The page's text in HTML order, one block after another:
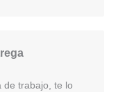
de trabajo, te lo